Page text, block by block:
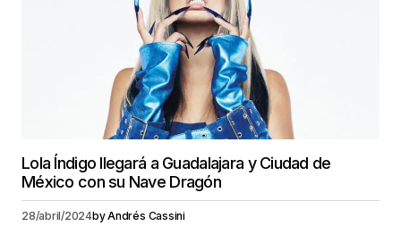
Lola Índigo llegará a Guadalajara y Ciudad de
México con su Nave Dragón
28/abril/2024byAndrés Cassini